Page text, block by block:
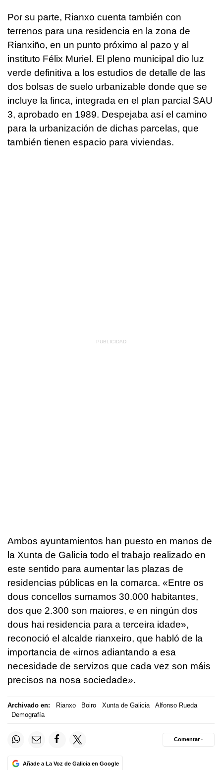
Por su parte, Rianxo cuenta también con
terrenos para una residencia en la zona de
Rianxiño, en un punto próximo al pazo y al
instituto Félix Muriel. El pleno municipal dio luz
verde definitiva a los estudios de detalle de las
dos bolsas de suelo urbanizable donde que se
incluye la finca, integrada en el plan parcial SAU
3, aprobado en 1989. Despejaba así el camino
para la urbanización de dichas parcelas, que
también tienen espacio para viviendas.
Ambos ayuntamientos han puesto en manos de
la Xunta de Galicia todo el trabajo realizado en
este sentido para aumentar las plazas de
residencias públicas en la comarca. «Entre os
dous concellos sumamos 30.000 habitantes,
dos que 2.300 son maiores, e en ningún dos
dous hai residencia para a terceira idade»,
reconoció el alcalde rianxeiro, que habló de la
importancia de «irnos adiantando a esa
necesidade de servizos que cada vez son máis
precisos na nosa sociedade».
Archivado en: Rianxo Boiro Xunta de Galicia
Alfonso Rueda
Demografía
Añade a La Voz de Galicia en Google
Comentar ·